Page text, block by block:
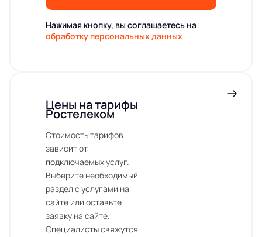
Нажимая кнопку, вы соглашаетесь на
обработку персональных данных
Цены на тарифы
Ростелеком
Стоимость тарифов
зависит от
подключаемых услуг.
Выберите необходимый
раздел с услугами на
сайте или оставьте
заявку на сайте.
Специалисты свяжутся